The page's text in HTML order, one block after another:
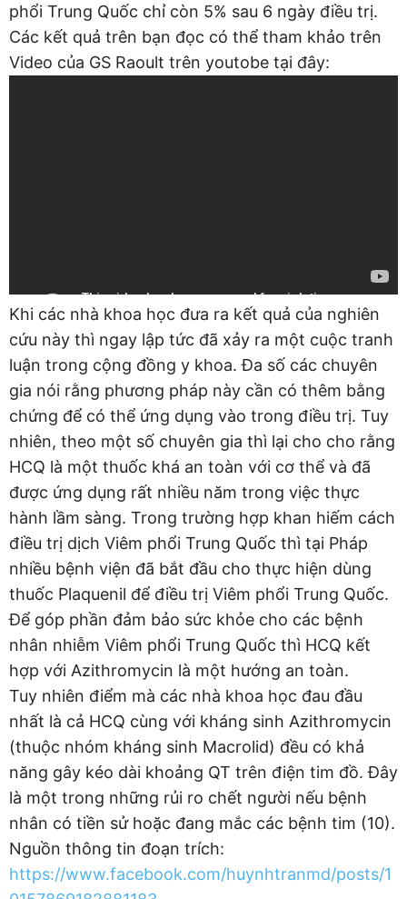
phổi Trung Quốc chỉ còn 5% sau 6 ngày điều trị.
Các kết quả trên bạn đọc có thể tham khảo trên
Video của GS Raoult trên youtobe tại đây:
Khi các nhà khoa học đưa ra kết quả của nghiên
cứu này thì ngay lập tức đã xảy ra một cuộc tranh
luận trong cộng đồng y khoa. Đa số các chuyên
gia nói rằng phương pháp này cần có thêm bằng
chứng để có thể ứng dụng vào trong điều trị. Tuy
nhiên, theo một số chuyên gia thì lại cho cho rằng
HCQ là một thuốc khá an toàn với cơ thể và đã
được ứng dụng rất nhiều năm trong việc thực
hành lầm sàng. Trong trường hợp khan hiếm cách
điều trị dịch Viêm phổi Trung Quốc thì tại Pháp
nhiều bệnh viện đã bắt đầu cho thực hiện dùng
thuốc Plaquenil để điều trị Viêm phổi Trung Quốc.
Để góp phần đảm bảo sức khỏe cho các bệnh
nhân nhiễm Viêm phổi Trung Quốc thì HCQ kết
hợp với Azithromycin là một hướng an toàn.
Tuy nhiên điểm mà các nhà khoa học đau đầu
nhất là cả HCQ cùng với kháng sinh Azithromycin
(thuộc nhóm kháng sinh Macrolid) đều có khả
năng gây kéo dài khoảng QT trên điện tim đồ. Đây
là một trong những rủi ro chết người nếu bệnh
nhân có tiền sử hoặc đang mắc các bệnh tim (10).
Nguồn thông tin đoạn trích:
https://www.facebook.com/huynhtranmd/posts/1